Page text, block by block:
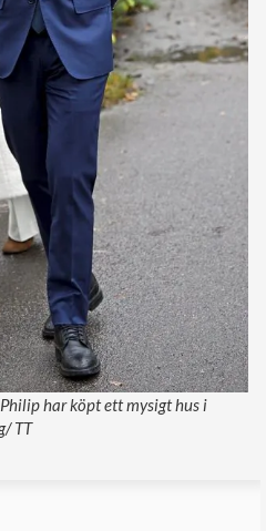
har köpt ett mysigt hus i
TT